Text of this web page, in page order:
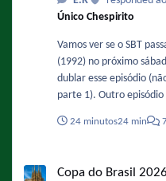
Único Chespirito
Vamos ver se o SBT
(1992) no próximo
dublar esse episódio
parte 1). Outro episódio
24 minutos24 min
Copa do Brasil 2026